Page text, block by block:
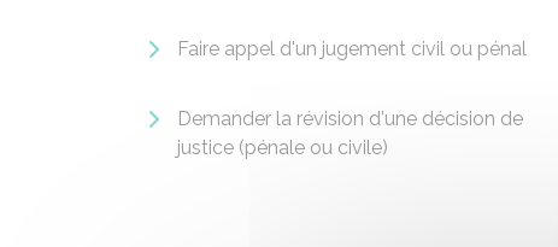
Faire appel d'un jugement civil ou pénal
Demander la révision d'une décision de
justice (pénale ou civile)